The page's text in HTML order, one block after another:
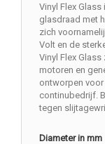
Vinyl Flex
glasdraad met
zich
Volt en de
Vinyl Flex
motoren en
ontworpen voor
continubedrijf.
tegen
Diameter in mm